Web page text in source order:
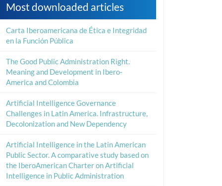
Most downloaded articles
Carta Iberoamericana de Ética e Integridad
en la Función Pública
The Good Public Administration Right.
Meaning and Development in Ibero-
America and Colombia
Artificial Intelligence Governance
Challenges in Latin America. Infrastructure,
Decolonization and New Dependency
Artificial Intelligence in the Latin American
Public Sector. A comparative study based on
the IberoAmerican Charter on Artificial
Intelligence in Public Administration